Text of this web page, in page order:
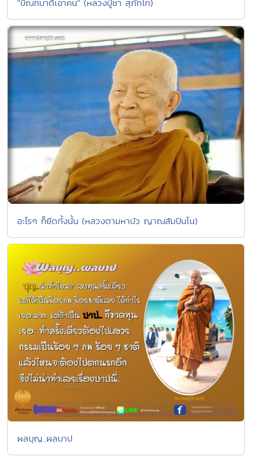
"บิณฑบาติเอาคน" (หลวงปู่ชา สุภัทโท)
อะไรๆ ก็ยีดทั้งนั้น (หลวงตามหาบัว ญาณสัมปันโน)
ผลบุญ..ผลบาป